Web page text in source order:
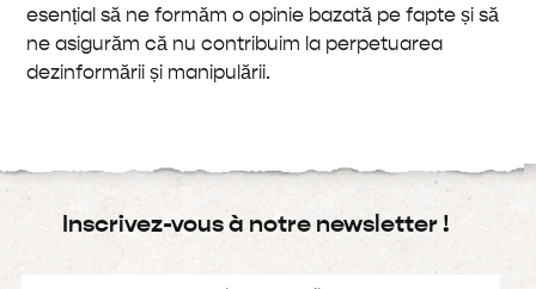
esențial să ne formăm o opinie bazată pe fapte și să
ne asigurăm că nu contribuim la perpetuarea
dezinformării și manipulării.
Inscrivez-vous à notre newsletter !